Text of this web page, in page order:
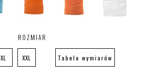
ROZMIAR
XL XXL Tabela wymiarów